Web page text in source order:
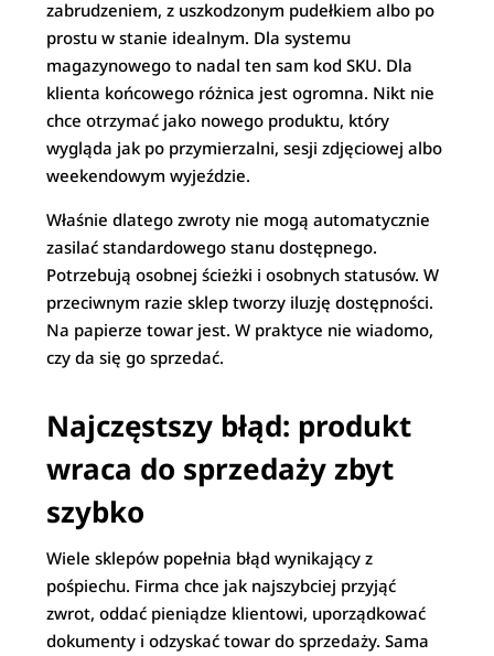
zabrudzeniem, z uszkodzonym pudełkiem albo po
prostu w stanie idealnym. Dla systemu
magazynowego to nadal ten sam kod SKU. Dla
klienta końcowego różnica jest ogromna. Nikt nie
chce otrzymać jako nowego produktu, który
wygląda jak po przymierzalni, sesji zdjęciowej albo
weekendowym wyjeździe.
Właśnie dlatego zwroty nie mogą automatycznie
zasilać standardowego stanu dostępnego.
Potrzebują osobnej ścieżki i osobnych statusów. W
przeciwnym razie sklep tworzy iluzję dostępności.
Na papierze towar jest. W praktyce nie wiadomo,
czy da się go sprzedać.
Najczęstszy błąd: produkt
wraca do sprzedaży zbyt
szybko
Wiele sklepów popełnia błąd wynikający z
pośpiechu. Firma chce jak najszybciej przyjąć
zwrot, oddać pieniądze klientowi, uporządkować
dokumenty i odzyskać towar do sprzedaży. Sama